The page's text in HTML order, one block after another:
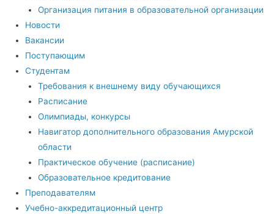
Организация питания в образовательной организации
Новости
Вакансии
Поступающим
Студентам
Требования к внешнему виду обучающихся
Расписание
Олимпиады, конкурсы
Навигатор дополнительного образования Амурской
области
Практическое обучение (расписание)
Образовательное кредитование
Преподавателям
Учебно-аккредитационный центр